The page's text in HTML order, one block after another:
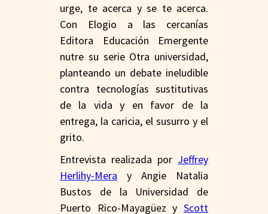
urge, te acerca y se te acerca.
Con Elogio a las cercanías
Editora Educación Emergente
nutre su serie Otra universidad,
planteando un debate ineludible
contra tecnologías sustitutivas
de la vida y en favor de la
entrega, la caricia, el susurro y el
grito.
Entrevista realizada por Jeffrey
Herlihy-Mera y Angie Natalia
Bustos de la Universidad de
Puerto Rico-Mayagüez y Scott